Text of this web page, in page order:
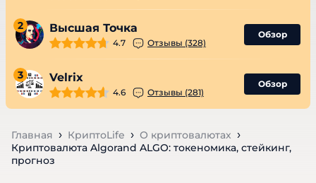
2 Высшая Точка
4.7 Отзывы (328)
Обзор
3 Velrix
4.6 Отзывы (281)
Обзор
Главная КриптоLife
О криптовалютах
Криптовалюта Algorand ALGO: токеномика, стейкинг,
прогноз